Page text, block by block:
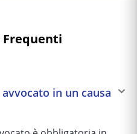
Frequenti
in un causa